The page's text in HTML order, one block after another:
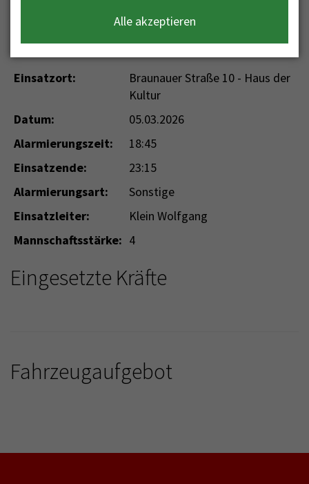
Einsatzdaten
Einsatzort:
Braunauer Straße 10 - Haus der
Kultur
Datum:
05.03.2026
Alarmierungszeit:
18:45
Einsatzende:
23:15
Alarmierungsart:
Sonstige
Einsatzleiter:
Klein Wolfgang
Mannschaftsstärke: 4
Eingesetzte Kräfte
Fahrzeugaufgebot
Alle akzeptieren